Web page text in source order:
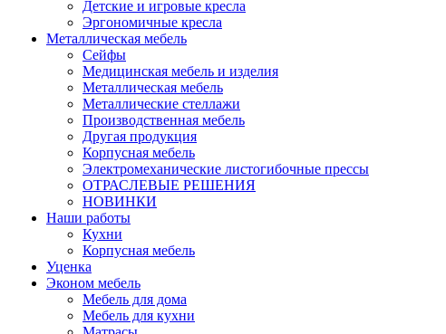
Детские и игровые кресла
Эргономичные кресла
Металлическая мебель
Сейфы
Медицинская мебель и изделия
Металлическая мебель
Металлические стеллажи
Производственная мебель
Другая продукция
Корпусная мебель
Электромеханические листогибочные прессы
ОТРАСЛЕВЫЕ РЕШЕНИЯ
НОВИНКИ
Наши работы
Кухни
Корпусная мебель
Уценка
Эконом мебель
Мебель для дома
Мебель для кухни